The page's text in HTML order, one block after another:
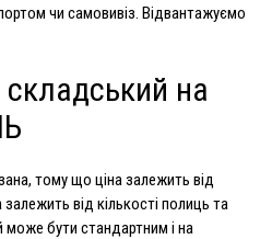
чи самовивіз. Відвантажуємо
на
тому що ціна залежить від
від кількості полиць та
бути стандартним і на